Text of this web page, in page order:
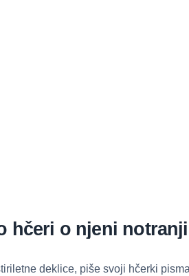
hčeri o njeni
deklice, piše svoji hčerki